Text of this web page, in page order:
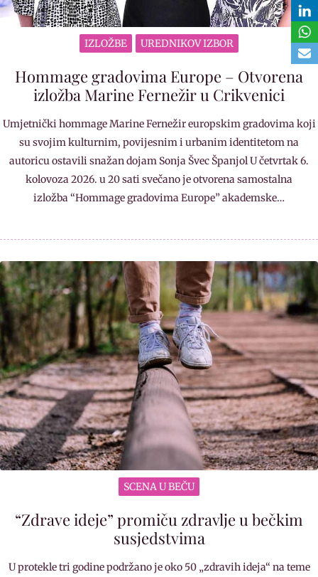
IZLOŽBE UREDNIKOV IZBOR
Hommage gradovima Europe – Otvorena
izložba Marine Fernežir u Crikvenici
Umjetnički hommage Marine Fernežir europskim gradovima koji
su svojim kulturnim, povijesnim i urbanim identitetom na
autoricu ostavili snažan dojam Sonja Švec Španjol U četvrtak 6.
kolovoza 2026. u 20 sati svečano je otvorena samostalna
izložba “Hommage gradovima Europe” akademske…
SCENA U BEČU
“Zdrave ideje” promiču zdravlje u bečkim
susjedstvima
U protekle tri godine podržano je oko 50 „zdravih ideja“ na teme